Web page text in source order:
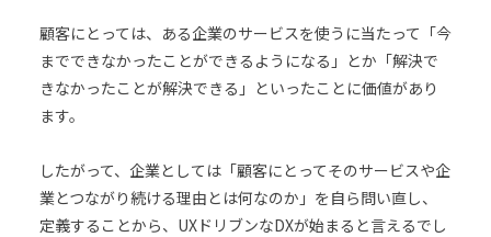
顧客にとっては、ある企業のサービスを使うに当たって「今
までできなかったことができるようになる」とか「解決で
きなかったことが解決できる」といったことに価値があり
ます。
したがって、企業としては「顧客にとってそのサービスや企
業とつながり続ける理由とは何なのか」を自ら問い直し、
定義することから、UXドリブンなDXが始まると言えるでし